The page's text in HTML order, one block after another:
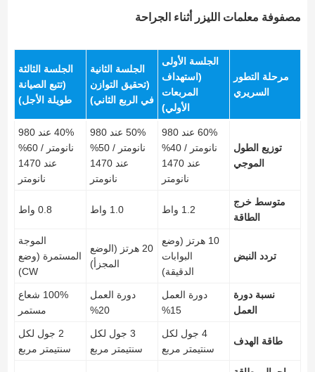
مصفوفة معلمات الليزر أثناء الجراحة
مرحلة التطور
السريري
الجلسة الأولى
(استهداف
المربعات
الأولي)
الجلسة الثانية
(تحقيق التوازن
في الربع الثاني)
الجلسة الثالثة
(تتبع الصيانة
طويلة الأجل)
توزيع الطول
الموجي
60% عند 980
نانومتر / 40%
عند 1470
نانومتر
50% عند 980
نانومتر / 50%
عند 1470
نانومتر
40% عند 980
نانومتر / 60%
عند 1470
نانومتر
متوسط خرج
الطاقة
1.2 واط 1.0 واط 0.8 واط
تردد النبض
10 هرتز (وضع
البوابات
الدقيقة)
20 هرتز (الوضع
المجزأ)
الموجة
المستمرة (وضع
CW)
نسبة دورة
العمل
دورة العمل
15%
دورة العمل
20%
100% شعاع
مستمر
طاقة الهدف
4 جول لكل
سنتيمتر مربع
3 جول لكل
سنتيمتر مربع
2 جول لكل
سنتيمتر مربع